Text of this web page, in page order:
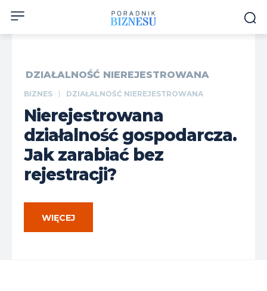
DZIAŁALNOŚĆ NIEREJESTROWANA
BIZNES DZIAŁALNOŚĆ NIEREJESTROWANA
Nierejestrowana
działalność gospodarcza.
Jak zarabiać bez
rejestracji?
WIĘCEJ